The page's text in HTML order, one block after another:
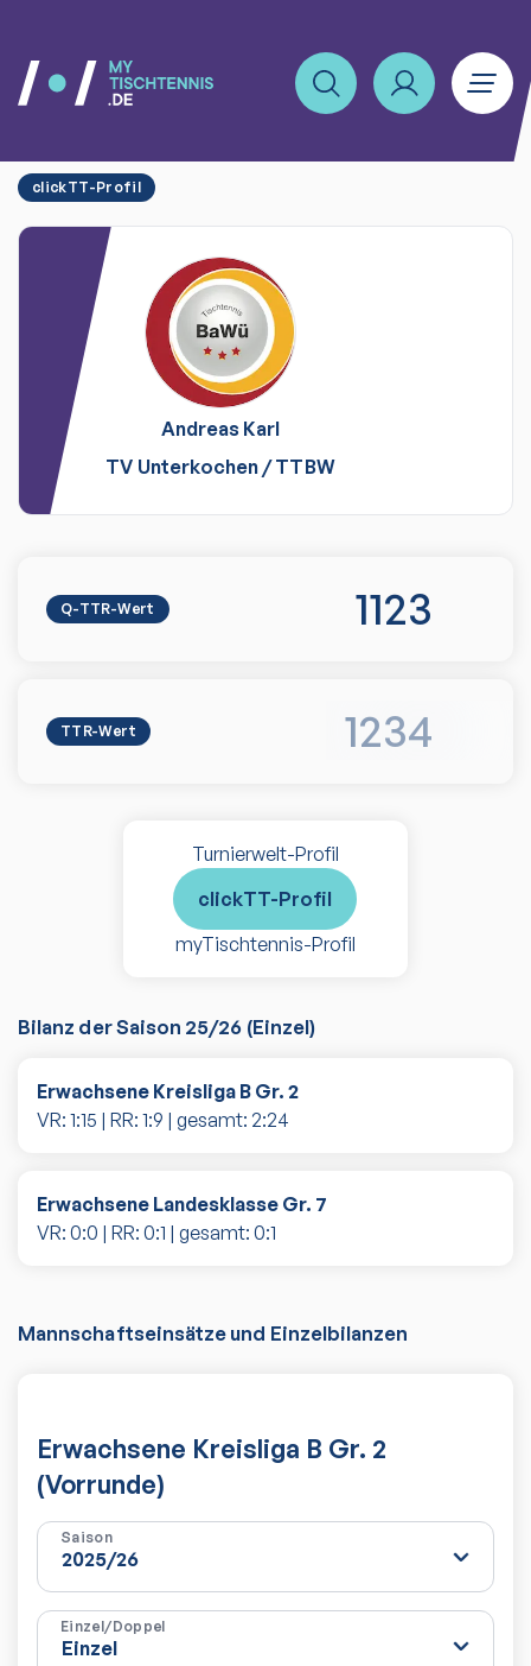
clickTT-Profil
Andreas Karl
TV Unterkochen /TTBW
Q-TTR-Wert 1123
TTR-Wert 1234
Turnierwelt-Profil
clickTT-Profil
myTischtennis-Profil
Bilanz der Saison 25/26 (Einzel)
Erwachsene Kreisliga B Gr. 2
VR: 1:15 | RR: 1:9 | gesamt: 2:24
Erwachsene Landesklasse Gr. 7
VR: 0:0 | RR: 0:1 | gesamt: 0:1
Mannschaftseinsätze und Einzelbilanzen
Erwachsene Kreisliga B Gr. 2
(Vorrunde)
Saison
Einzel/Doppel